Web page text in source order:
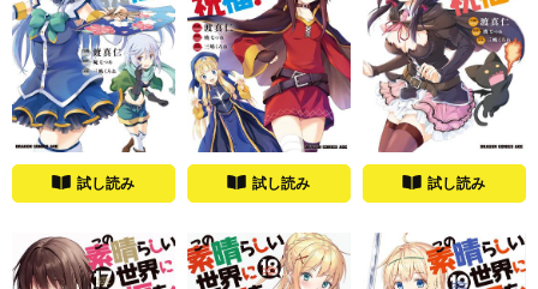
試し読み 試し読み 試し読み